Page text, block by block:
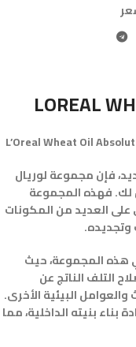
LOREAL
فإن مجموعة لوريال
لك. فهذه المجموعة
العديد من المكونات
وتجديده.
هذه المجموعة، حيث
التلف الناتج عن
والعوامل البيئية الأخرى.
بنيته الداخلية، مما